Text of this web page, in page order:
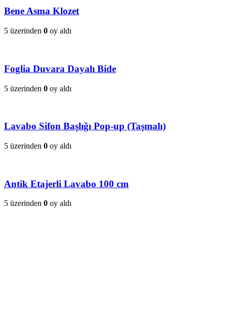
Bene Asma Klozet
5 üzerinden 0 oy aldı
Foglia Duvara Dayalı Bide
5 üzerinden 0 oy aldı
Lavabo Sifon Başlığı Pop-up (Taşmalı)
5 üzerinden 0 oy aldı
Antik Etajerli Lavabo 100 cm
5 üzerinden 0 oy aldı